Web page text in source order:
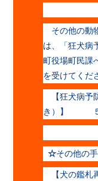
その他の動
は、「狂犬病
町役場町民課
を受けてくだ
【狂犬病予
き）】 ５
☆その他の
【犬の鑑札